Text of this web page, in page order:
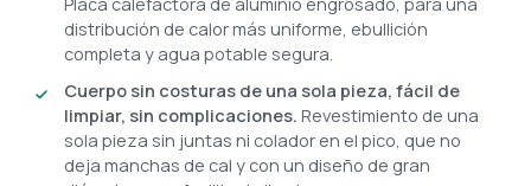
distribución de calor más uniforme, ebullición
completa y agua potable segura.
Cuerpo sin costuras de una sola pieza, fácil de
limpiar, sin complicaciones. Revestimiento de una
sola pieza sin juntas ni colador en el pico, que no
deja manchas de cal y con un diseño de gran